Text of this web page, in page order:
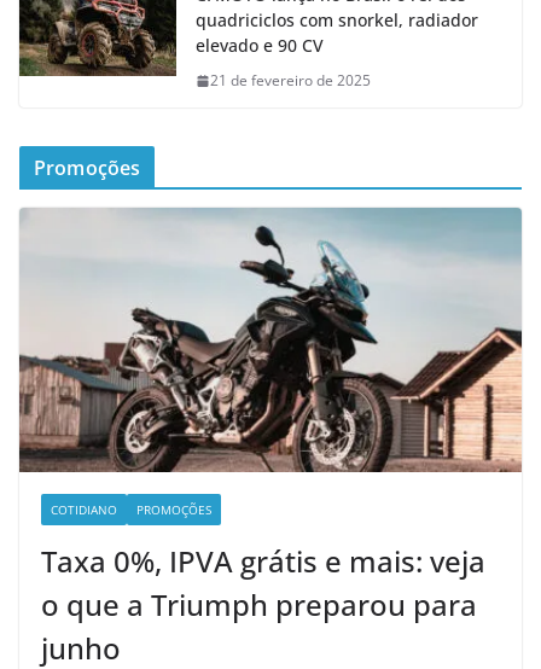
quadriciclos com snorkel, radiador
elevado e 90 CV
21 de fevereiro de 2025
Promoções
COTIDIANO PROMOÇÕES
Taxa 0%, IPVA grátis e mais: veja
o que a Triumph preparou para
junho